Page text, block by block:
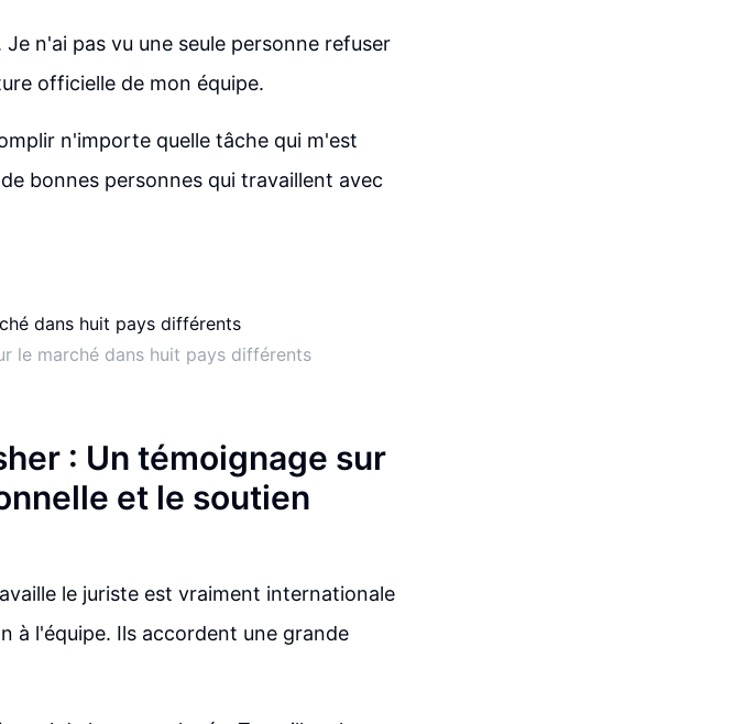
n'ai pas vu une seule personne refuser
officielle de mon équipe.
n'importe quelle tâche qui m'est
bonnes personnes qui travaillent avec
le marché dans huit pays différents
: Un témoignage sur
et le soutien
le juriste est vraiment internationale
à l'équipe. Ils accordent une grande